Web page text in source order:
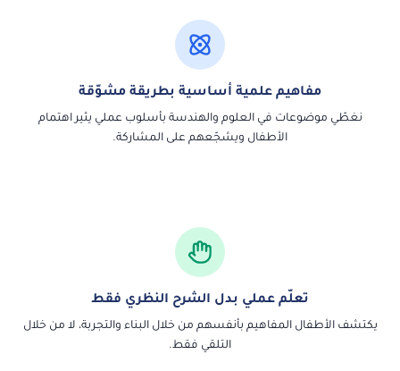
مفاهيم علمية أساسية بطريقة مشوّقة
نغطّي موضوعات في العلوم والهندسة بأسلوب عملي يثير اهتمام
الأطفال ويشجّعهم على المشاركة.
تعلّم عملي بدل الشرح النظري فقط
يكتشف الأطفال المفاهيم بأنفسهم من خلال البناء والتجربة، لا من خلال
التلقي فقط.